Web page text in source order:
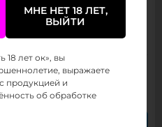
20000
в наличии
₽/ 1030(от 800 тыс.
МНЕ НЕТ 18 ЛЕТ,
ВЫЙТИ
18 лет ок», вы
выражаете
продукцией и
об обработке